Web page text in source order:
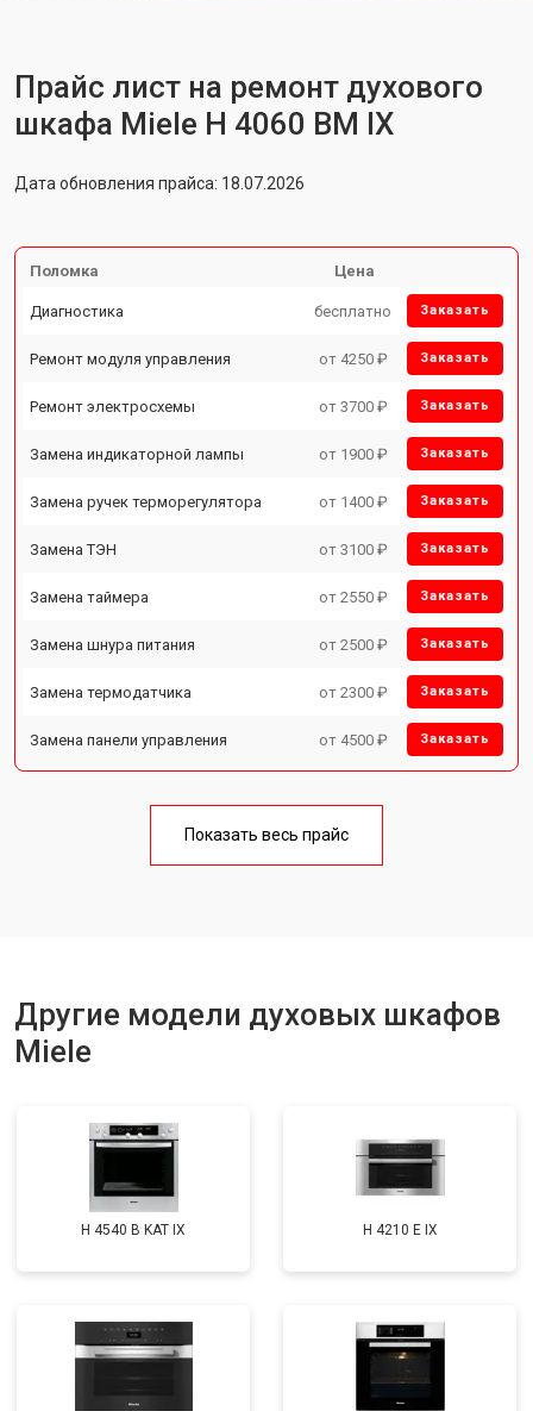
Прайс лист на ремонт духового
шкафа Miele H 4060 BM IX
Дата обновления прайса: 18.07.2026
Поломка Цена
Диагностика бесплатно Заказать
Ремонт модуля управления от 4250 ₽ Заказать
Ремонт электросхемы от 3700 ₽ Заказать
Замена индикаторной лампы от 1900 ₽ Заказать
Замена ручек терморегулятора от 1400 ₽ Заказать
Замена ТЭН от 3100 ₽ Заказать
Замена таймера от 2550 ₽ Заказать
Замена шнура питания от 2500 ₽ Заказать
Замена термодатчика от 2300 ₽ Заказать
Замена панели управления от 4500 ₽ Заказать
Показать весь прайс
Другие модели духовых шкафов
Miele
H 4540 B KAT IX H 4210 E IX